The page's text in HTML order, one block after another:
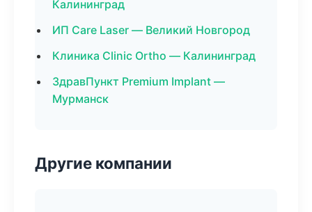
Калининград
ИП Care Laser — Великий Новгород
Клиника Clinic Ortho — Калининград
ЗдравПункт Premium Implant —
Мурманск
Другие компании